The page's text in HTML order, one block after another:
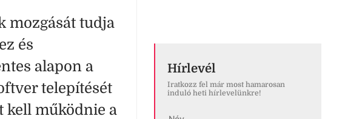
mozgását tudja
és
alapon a
telepítését
kell működnie a
Hírlevél
Iratkozz fel már most hamarosan
induló heti hírlevelünkre!